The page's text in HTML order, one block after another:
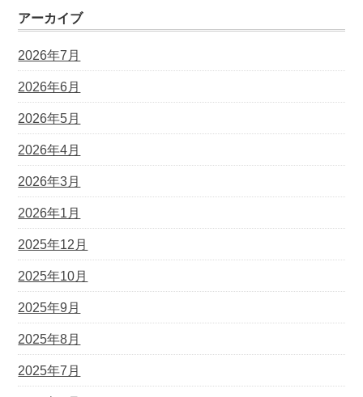
アーカイブ
2026年7月
2026年6月
2026年5月
2026年4月
2026年3月
2026年1月
2025年12月
2025年10月
2025年9月
2025年8月
2025年7月